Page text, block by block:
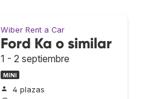
Wiber Rent a Car
Ford Ka o similar
1 - 2 septiembre
MINI
4 plazas